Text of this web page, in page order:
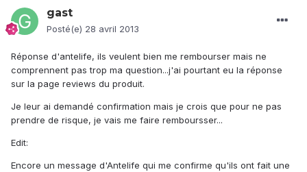
gast
Posté(e) 28 avril 2013
Réponse d'antelife, ils veulent bien me rembourser mais ne
comprennent pas trop ma question...j'ai pourtant eu la réponse
sur la page reviews du produit.
Je leur ai demandé confirmation mais je crois que pour ne pas
prendre de risque, je vais me faire remboursser...
Edit:
Encore un message d'Antelife qui me confirme qu'ils ont fait une